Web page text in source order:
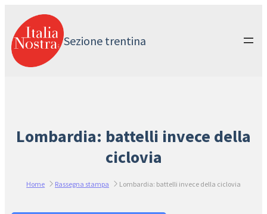
contenuto
Sezione trentina
Lombardia: battelli invece della
ciclovia
Home Rassegna stampa Lombardia: battelli invece della ciclovia